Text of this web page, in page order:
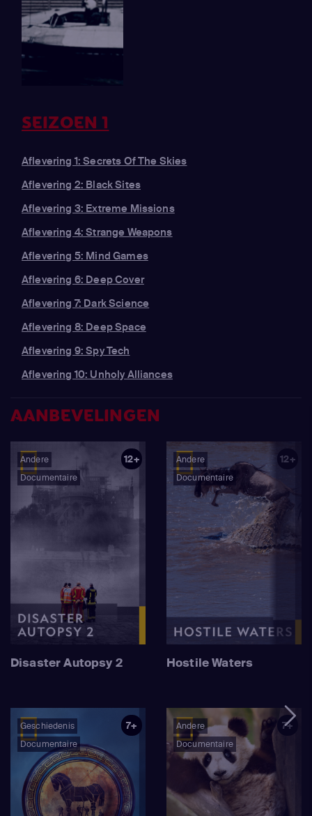
SEIZOEN 1
Aflevering 1: Secrets Of The Skies
Aflevering 2: Black Sites
Aflevering 3: Extreme Missions
Aflevering 4: Strange Weapons
Aflevering 5: Mind Games
Aflevering 6: Deep Cover
Aflevering 7: Dark Science
Aflevering 8: Deep Space
Aflevering 9: Spy Tech
Aflevering 10: Unholy Alliances
AANBEVELINGEN
Andere
Documentaire
12+
Disaster Autopsy 2
Andere
Documentaire
12+
Hostile Waters
Geschiedenis
Documentaire
7+
Andere
Documentaire
7+